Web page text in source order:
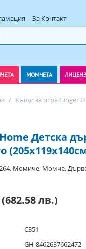
За Контакт
МОМЧЕТА
/ Къщи за игра Ginger
Детска
Момиче, Момче,
(682.58 лв.)
C351
GH-8462637662472